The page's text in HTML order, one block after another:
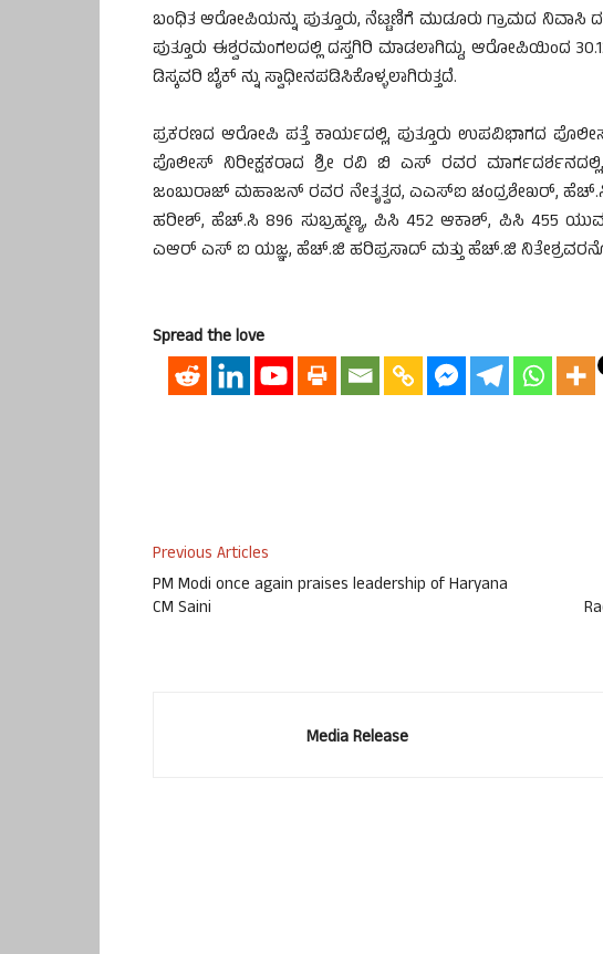
ಬಂಧಿತ ಆರೋಪಿಯನ್ನು ಪುತ್ತೂರು, ನೆಟ್ಟಣಿಗೆ ಮುಡೂರು ಗ್ರಾಮದ ನಿವಾಸಿ
ಪುತ್ತೂರು ಈಶ್ವರಮಂಗಲದಲ್ಲಿ ದಸ್ತಗಿರಿ ಮಾಡಲಾಗಿದ್ದು, ಆರೋಪಿಯಿಂದ
ಡಿಸ್ಕವರಿ ಬೈಕ್ ನ್ನು ಸ್ವಾಧೀನಪಡಿಸಿಕೊಳ್ಳಲಾಗಿರುತ್ತದೆ.
ಪ್ರಕರಣದ ಆರೋಪಿ ಪತ್ತೆ ಕಾರ್ಯದಲ್ಲಿ, ಪುತ್ತೂರು ಉಪವಿಭಾಗದ
ಪೊಲೀಸ್ ನಿರೀಕ್ಷಕರಾದ ಶ್ರೀ ರವಿ ಬಿ ಎಸ್ ರವರ ಮಾರ್ಗದರ್ಶನದಲ್ಲಿ,
ಜಂಬುರಾಜ್ ಮಹಾಜನ್ ರವರ ನೇತೃತ್ವದ, ಎಎಸ್ಐ ಚಂದ್ರಶೇಖರ್,
ಹರೀಶ್, ಹೆಚ್.ಸಿ 896 ಸುಬ್ರಹ್ಮಣ್ಯ, ಪಿಸಿ 452 ಆಕಾಶ್, ಪಿಸಿ 455
ಎಆರ್ ಎಸ್ ಐ ಯಜ್ಞ, ಹೆಚ್.ಜಿ ಹರಿಪ್ರಸಾದ್ ಮತ್ತು ಹೆಚ್.ಜಿ
Spread the love
Previous Articles
PM Modi once again praises leadership of Haryana
CM Saini
Media Release